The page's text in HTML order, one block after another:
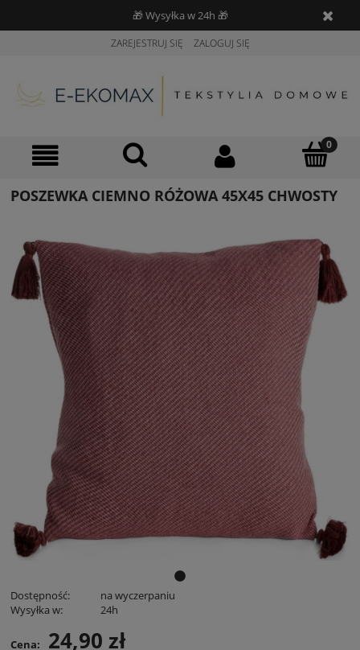
🎁 Wysyłka w 24h 🎁
ZAREJESTRUJ SIĘ ZALOGUJ SIĘ
POSZEWKA CIEMNO RÓŻOWA 45X45 CHWOSTY
Dostępność:
na wyczerpaniu
Wysyłka w:
24h
Cena: 24,90 zł